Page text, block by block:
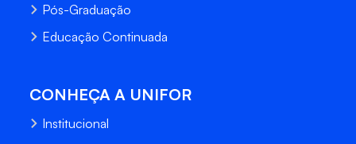
Pós-Graduação
Educação Continuada
CONHEÇA A UNIFOR
Institucional